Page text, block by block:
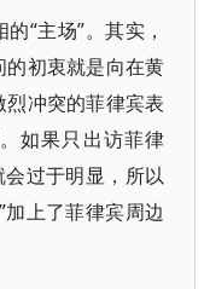
“主场”。其实，
初衷就是向在黄
冲突的菲律宾表
如果只出访菲律
过于明显，所以
上了菲律宾周边